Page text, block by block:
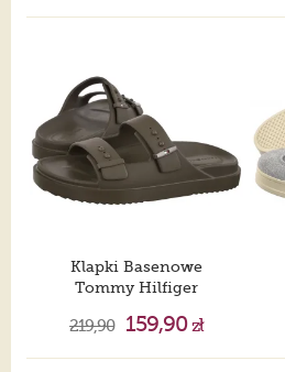
Klapki Basenowe
Tommy Hilfiger
219,90 159,90zł